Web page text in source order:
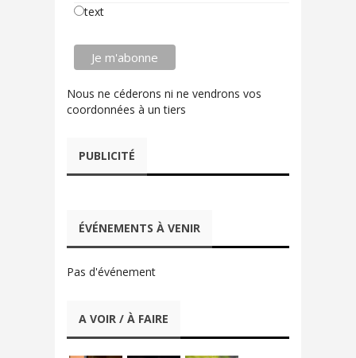
text
Nous ne céderons ni ne vendrons vos
coordonnées à un tiers
PUBLICITÉ
ÉVÉNEMENTS À VENIR
Pas d'événement
A VOIR / À FAIRE